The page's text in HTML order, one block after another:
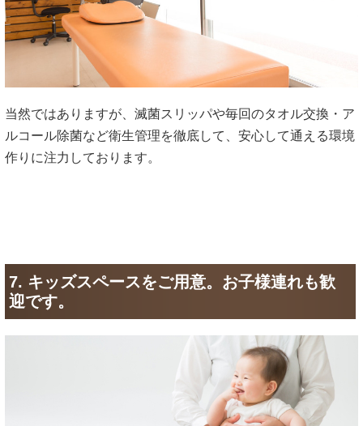
当然ではありますが、滅菌スリッパや毎回のタオル交換・ア
ルコール除菌など衛生管理を徹底して、安心して通える環境
作りに注力しております。
7. キッズスペースをご用意。お子様連れも歓
迎です。